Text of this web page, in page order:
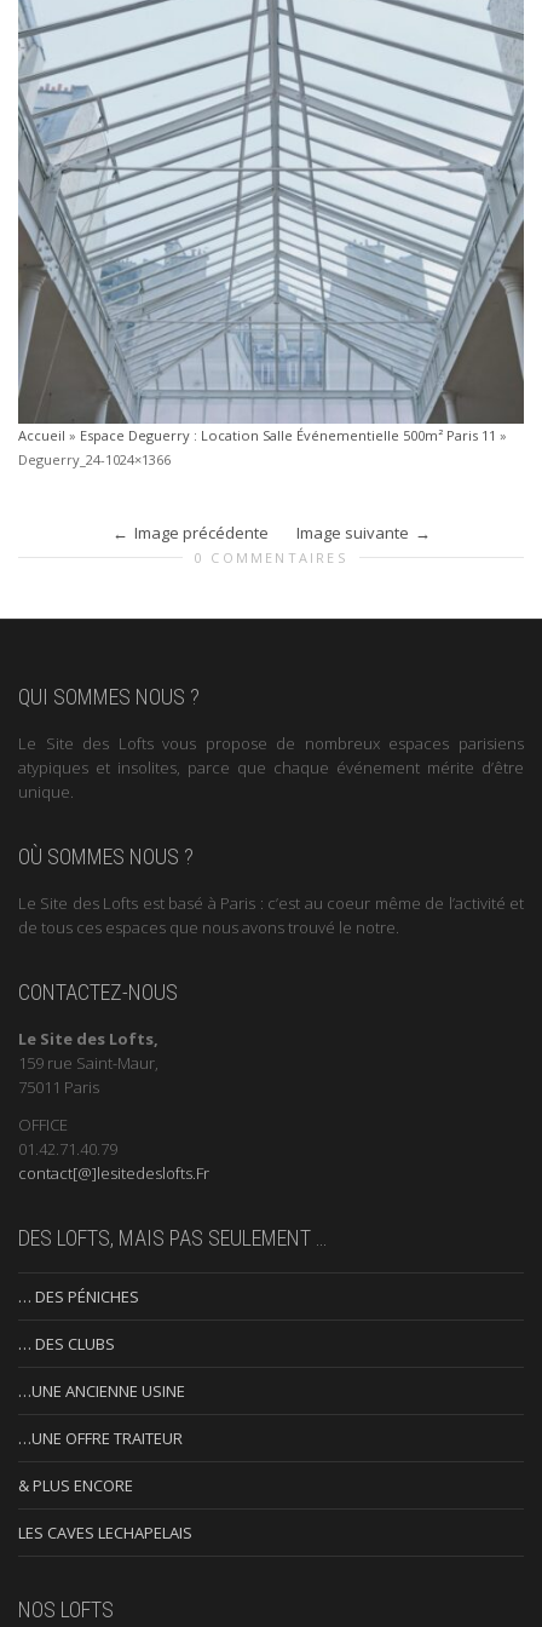
Accueil » Espace Deguerry : Location Salle Événementielle 500m² Paris 11 »
Deguerry_24-1024×1366
Image précédente Image suivante
0 COMMENTAIRES
QUI SOMMES NOUS ?
Le Site des Lofts vous propose de nombreux espaces parisiens
atypiques et insolites, parce que chaque événement mérite d’être
unique.
OÙ SOMMES NOUS ?
Le Site des Lofts est basé à Paris : c’est au coeur même de l’activité et
de tous ces espaces que nous avons trouvé le notre.
CONTACTEZ-NOUS
Le Site des Lofts,
159 rue Saint-Maur,
75011 Paris
OFFICE
01.42.71.40.79
contact[@]lesitedeslofts.Fr
DES LOFTS, MAIS PAS SEULEMENT …
… DES PÉNICHES
… DES CLUBS
…UNE ANCIENNE USINE
…UNE OFFRE TRAITEUR
& PLUS ENCORE
LES CAVES LECHAPELAIS
NOS LOFTS